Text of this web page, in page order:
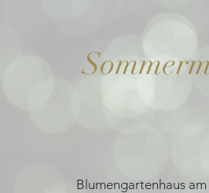
Blumengartenhaus